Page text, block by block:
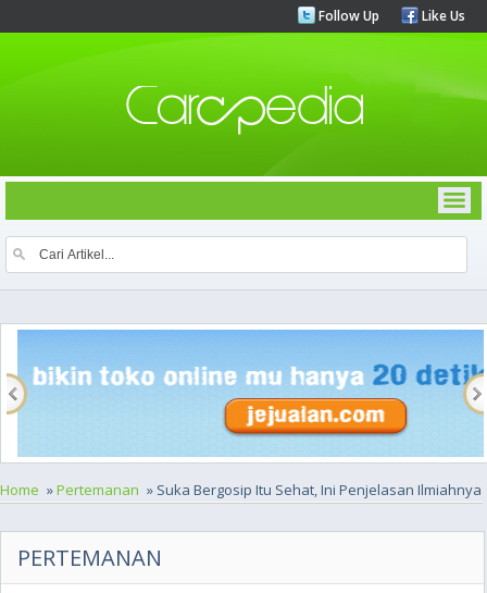
Follow Up Like Us
Home »Pertemanan » Suka Bergosip Itu Sehat, Ini Penjelasan Ilmiahnya
PERTEMANAN